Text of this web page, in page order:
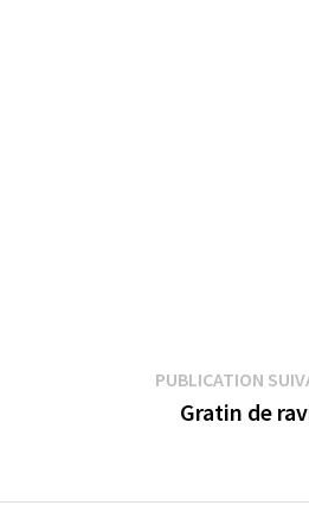
PUBLICATION
Gratin de